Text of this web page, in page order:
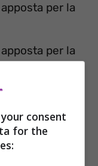
per la
per la
fare
per la
consent
for the